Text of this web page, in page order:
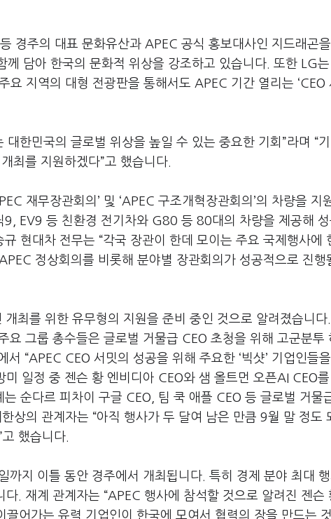
경주의 대표 문화유산과 APEC 공식 홍보대사인 지드래곤
께 담아 한국의 문화적 위상을 강조하고 있습니다 또한 LG
요 지역의 대형 전광판을 통해서도 APEC 기간 열리는 ‘CEO
대한민국의 글로벌 위상을 높일 수 있는 중요한 기회 ”라며 “
최를 지원하겠다”고 했습니다
재무장관회의 ’ 및 ‘APEC 구조개혁장관회의 ’의 차량을 지
9, EV9 등 친환경 전기차와 G80 등 80대의 차량을 제공해
규 현대차 전무는 “각국 장관이 한데 모이는 주요 국제행사에
정상회의를 비롯해 분야별 장관회의가 성공적으로 진행
개최를 위한 유무형의 지원을 준비 중인 것으로 알려졌습니다
요 그룹 총수들은 글로벌 거물급 CEO 초청을 위해 고군분투
서 “APEC CEO 서밋의 성공을 위해 주요한 ‘빅샷’ 기업인들
미 일정 중 젠슨 황 엔비디아 CEO와 샘 올트먼 오픈AI CEO
는 순다르 피차이 구글 CEO, 팀 쿡 애플 CEO 등 글로벌 거물
한상의 관계자는 “아직 행사가 두 달여 남은 만큼 9월 말 정도
고 했습니다
까지 이틀 동안 경주에서 개최됩니다 특히 경제 분야 최대
다 재계 관계자는 “APEC 행사에 참석할 것으로 알려진 젠슨
끌어가는 유력 기업인이 한국에 모여서 협력의 장을 만드는